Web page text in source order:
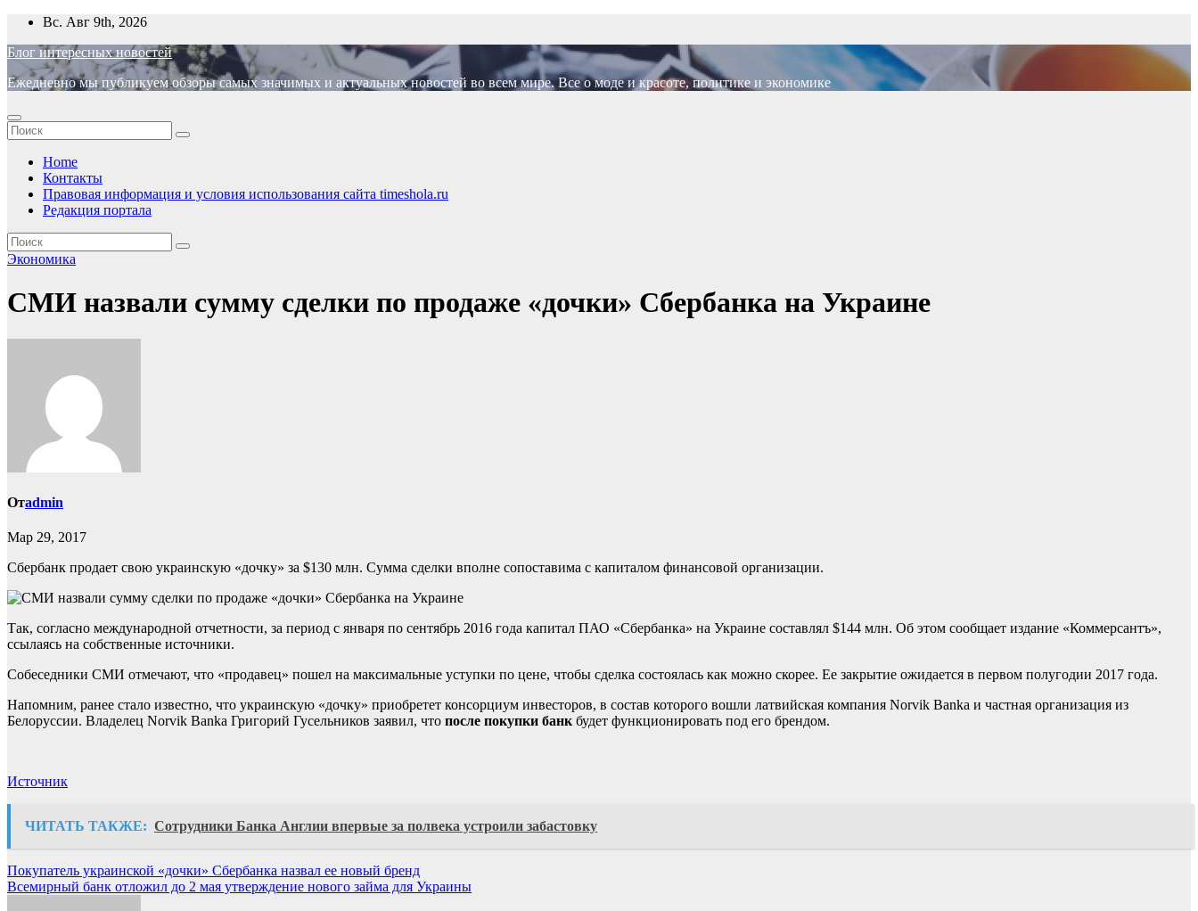
Перейти
содержимому
Вс. Авг 9th, 2026
Блог интересных новостей
Ежедневно мы публикуем обзоры самых значимых и актуальных новостей во всем мире. Все о моде и красоте, политике и экономике
Home
Контакты
Правовая информация и условия использования сайта timeshola.ru
Редакция портала
Экономика
СМИ назвали сумму сделки по продаже «дочки» Сбербанка на Украине
Отadmin
Мар 29, 2017
Сбербанк продает свою украинскую «дочку» за $130 млн. Сумма сделки вполне сопоставима с капиталом финансовой организации.
Так, согласно международной отчетности, за период с января по сентябрь 2016 года капитал ПАО «Сбербанка» на Украине составлял $144 млн. Об этом сообщает издание «Коммерсантъ»,
ссылаясь на собственные источники.
Собеседники СМИ отмечают, что «продавец» пошел на максимальные уступки по цене, чтобы сделка состоялась как можно скорее. Ее закрытие ожидается в первом полугодии 2017 года.
Напомним, ранее стало известно, что украинскую «дочку» приобретет консорциум инвесторов, в состав которого вошли латвийская компания Norvik Banka и частная организация из
Белоруссии. Владелец Norvik Bankа Григорий Гусельников заявил, что после покупки банкбудет функционировать под его брендом.
Источник
ЧИТАТЬ ТАКЖЕ: Сотрудники Банка Англии впервые за полвека устроили забастовку
Навигация
по
Покупатель украинской «дочки» Сбербанка назвал ее новый бренд
Всемирный банк отложил до 2 мая утверждение нового займа для Украины